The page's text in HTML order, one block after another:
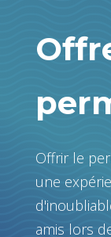
Offrir le
une
amis lors